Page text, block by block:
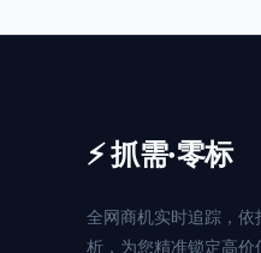
⚡ 抓需·零标
全网商机实时追踪，
析，为您精准锁定高价